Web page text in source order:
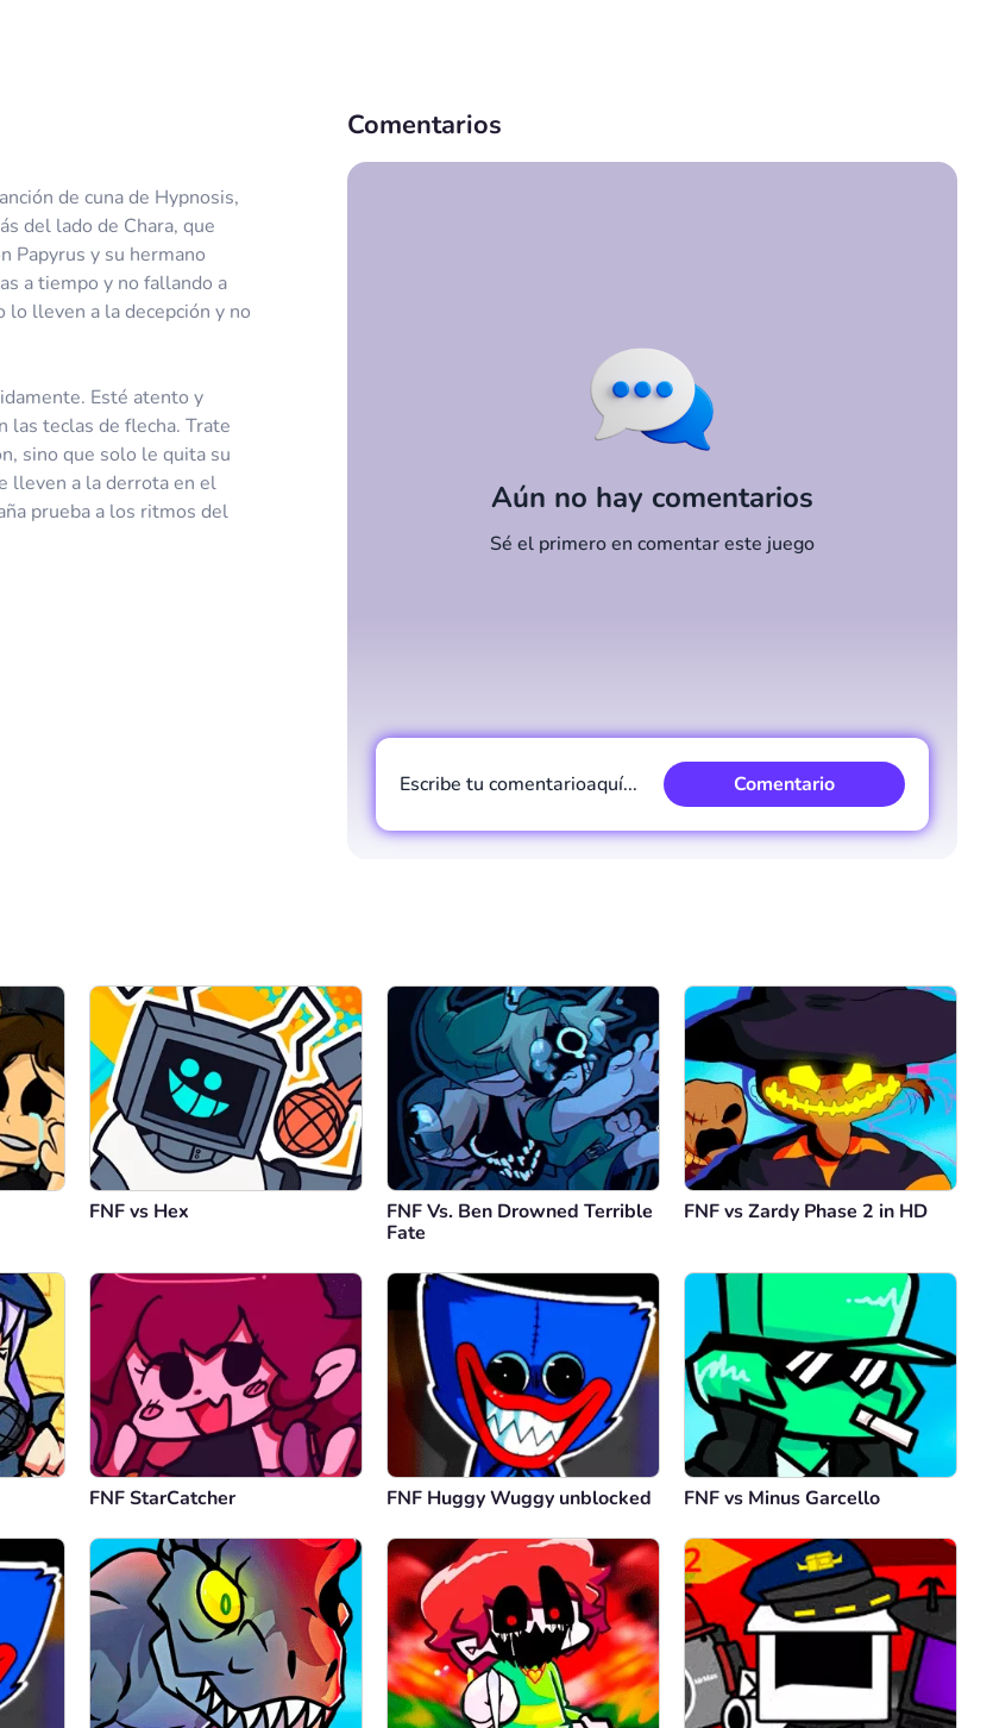
de cuna de Hypnosis,
del lado de Chara, que
Papyrus y su hermano
a tiempo y no fallando a
lleven a la decepción y no
Esté atento y
las teclas de flecha. Trate
sino que solo le quita su
lleven a la derrota en el
prueba a los ritmos del
Comentarios
Aún no hay comentarios
Sé el primero en comentar este juego
Escribe tu comentarioaquí... Comentario
Cancelar Comentario
FNF vs Hex
FNF Vs. Ben Drowned Terrible
Fate
FNF vs Zardy Phase 2 in HD
FNF StarCatcher FNF Huggy Wuggy unblocked FNF vs Minus Garcello